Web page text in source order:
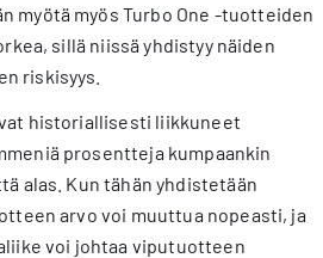
myötä myös Turbo One -tuotteiden
sillä niissä yhdistyy näiden
riskisyys.
historiallisesti liikkuneet
prosentteja kumpaankin
alas. Kun tähän yhdistetään
arvo voi muuttua nopeasti, ja
voi johtaa viputuotteen